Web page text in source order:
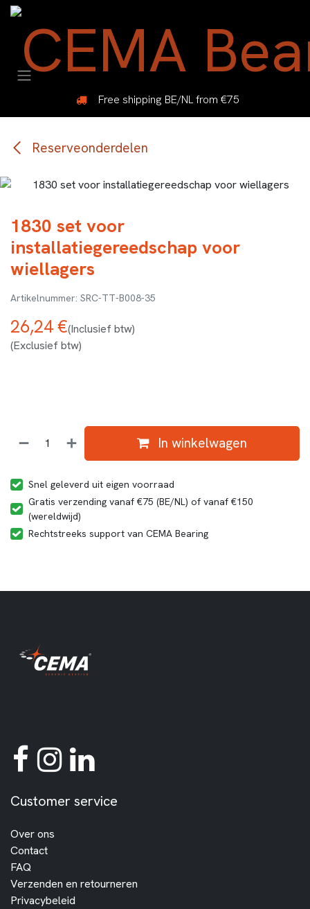
Overslaan naar inhoud
Free shipping BE/NL from €75
Reserveonderdelen
1830 set voor
installatiegereedschap voor
wiellagers
SRC-TT-B008-35
26,24€(Inclusief btw)
(Exclusief btw)
In winkelwagen
Snel geleverd uit eigen voorraad
Gratis verzending vanaf €75 (BE/NL) of vanaf €150
(wereldwijd)
Rechtstreeks support van CEMA Bearing
Customer service
Over ons
Contact
FAQ
Verzenden en retourneren
Privacybeleid